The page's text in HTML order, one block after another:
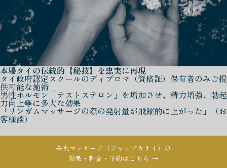
本場タイの伝統的【秘技】を忠実に再現
タイ政府認定スクールのディプロマ（資格証）保有者のみご提
供可能な施術
男性ホルモン「テストステロン」を増加させ、精力増強、勃起
力向上等に多大な効果
「リンガムマッサージの際の発射量が飛躍的に上がった」（お
客様談）
睾丸マッサージ（ジャップカサイ）の
効果・料金・予約はこちら →